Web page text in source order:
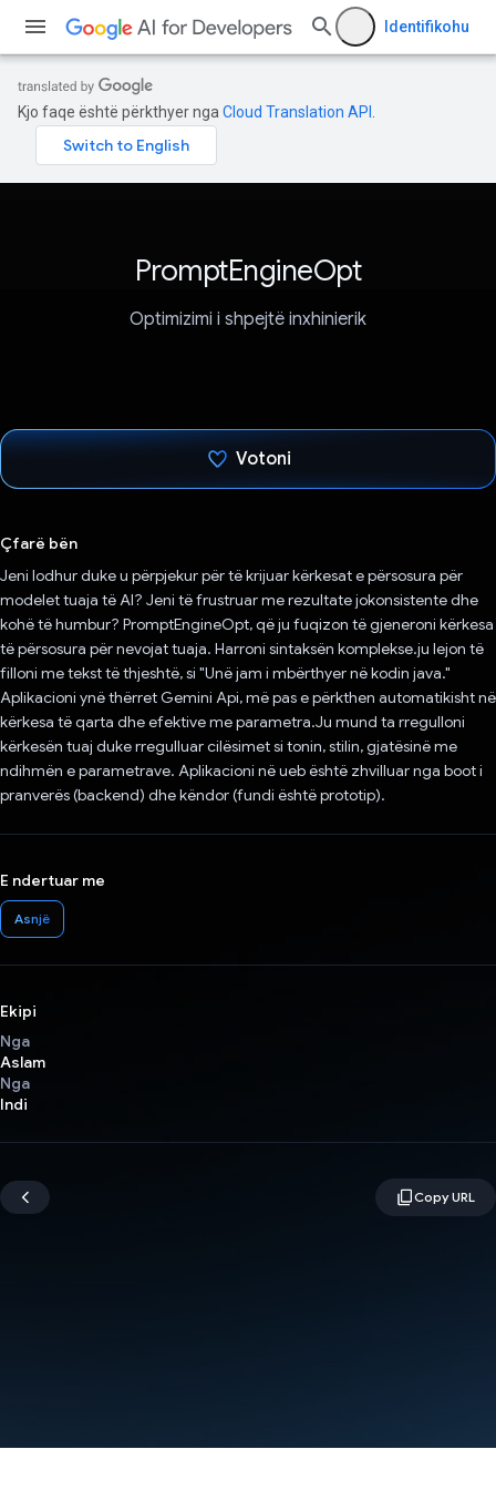
Identifikohu
Kjo faqe është përkthyer nga Cloud Translation API
PromptEngineOpt
Optimizimi i shpejtë inxhinierik
Votoni
Çfarë bën
Jeni lodhur duke u përpjekur për të krijuar kërkesat e përsosura për
modelet tuaja të AI? Jeni të frustruar me rezultate jokonsistente dhe
kohë të humbur? PromptEngineOpt, që ju fuqizon të gjeneroni kërkesa
të përsosura për nevojat tuaja. Harroni sintaksën komplekse.ju lejon të
filloni me tekst të thjeshtë, si "Unë jam i mbërthyer në kodin java."
Aplikacioni ynë thërret Gemini Api, më pas e përkthen automatikisht në
kërkesa të qarta dhe efektive me parametra.Ju mund ta rregulloni
kërkesën tuaj duke rregulluar cilësimet si tonin, stilin, gjatësinë me
ndihmën e parametrave. Aplikacioni në ueb është zhvilluar nga boot i
pranverës (backend) dhe këndor (fundi është prototip).
E ndertuar me
Asnjë
Ekipi
Nga
Aslam
Nga
Indi